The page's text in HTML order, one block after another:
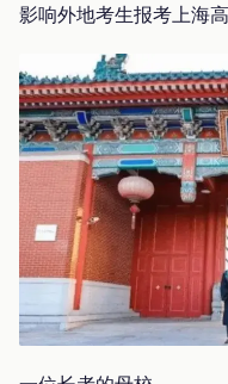
影响外地考生报考上海